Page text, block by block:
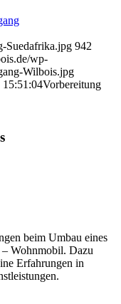
Suedafrika.jpg 942
wp-
Wilbois.jpg
15:51:04Vorbereitung
beim Umbau eines
– Wohnmobil. Dazu
Erfahrungen in